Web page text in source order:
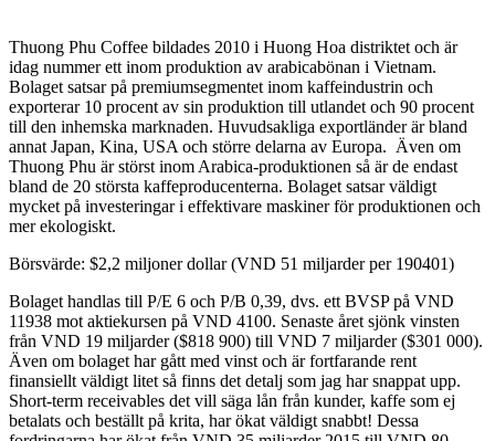
Thuong Phu Coffee bildades 2010 i Huong Hoa distriktet och är
idag nummer ett inom produktion av arabicabönan i Vietnam.
Bolaget satsar på premiumsegmentet inom kaffeindustrin och
exporterar 10 procent av sin produktion till utlandet och 90 procent
till den inhemska marknaden. Huvudsakliga exportländer är bland
annat Japan, Kina, USA och större delarna av Europa. Även om
Thuong Phu är störst inom Arabica-produktionen så är de endast
bland de 20 största kaffeproducenterna. Bolaget satsar väldigt
mycket på investeringar i effektivare maskiner för produktionen och
mer ekologiskt.
Börsvärde: $2,2 miljoner dollar (VND 51 miljarder per 190401)
Bolaget handlas till P/E 6 och P/B 0,39, dvs. ett BVSP på VND
11938 mot aktiekursen på VND 4100. Senaste året sjönk vinsten
från VND 19 miljarder ($818 900) till VND 7 miljarder ($301 000).
Även om bolaget har gått med vinst och är fortfarande rent
finansiellt väldigt litet så finns det detalj som jag har snappat upp.
Short-term receivables det vill säga lån från kunder, kaffe som ej
betalats och beställt på krita, har ökat väldigt snabbt! Dessa